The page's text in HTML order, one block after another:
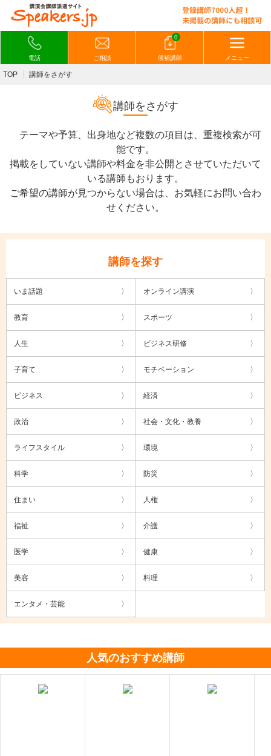
電話 ご相談
0
候補講師 メニュー
TOP 講師をさがす
講師をさがす
テーマや予算、出身地など複数の項目は、重複検索が可
能です。
掲載をしていない講師や料金を非公開とさせていただいて
いる講師もおります。
ご希望の講師が見つからない場合は、お気軽にお問い合わ
せください。
講師を探す
いま話題 オンライン講演
教育 スポーツ
人生 ビジネス研修
子育て モチベーション
ビジネス 経済
政治 社会・文化・教養
ライフスタイル 環境
科学 防災
住まい 人権
福祉 介護
医学 健康
美容 料理
エンタメ・芸能
人気のおすすめ講師